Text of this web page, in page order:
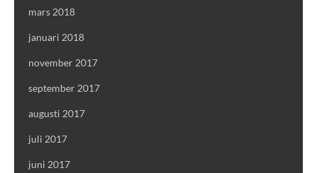
mars 2018
januari 2018
november 2017
september 2017
augusti 2017
juli 2017
juni 2017